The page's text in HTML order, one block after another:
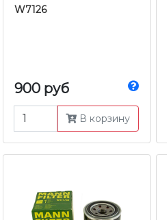
W7126
900 руб
В корзину